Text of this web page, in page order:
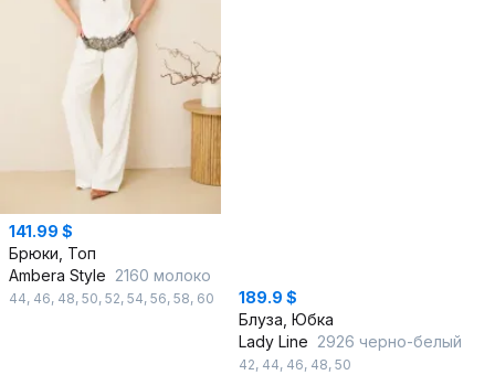
141.99 $
Брюки, Топ
Ambera Style 2160 молоко
44, 46, 48, 50, 52, 54, 56, 58, 60
189.9 $
Блуза, Юбка
Lady Line 2926 черно-белый
42, 44, 46, 48, 50